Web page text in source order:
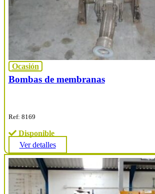
Ocasión
Bombas de membranas
Ref: 8169
Disponible
Ver detalles